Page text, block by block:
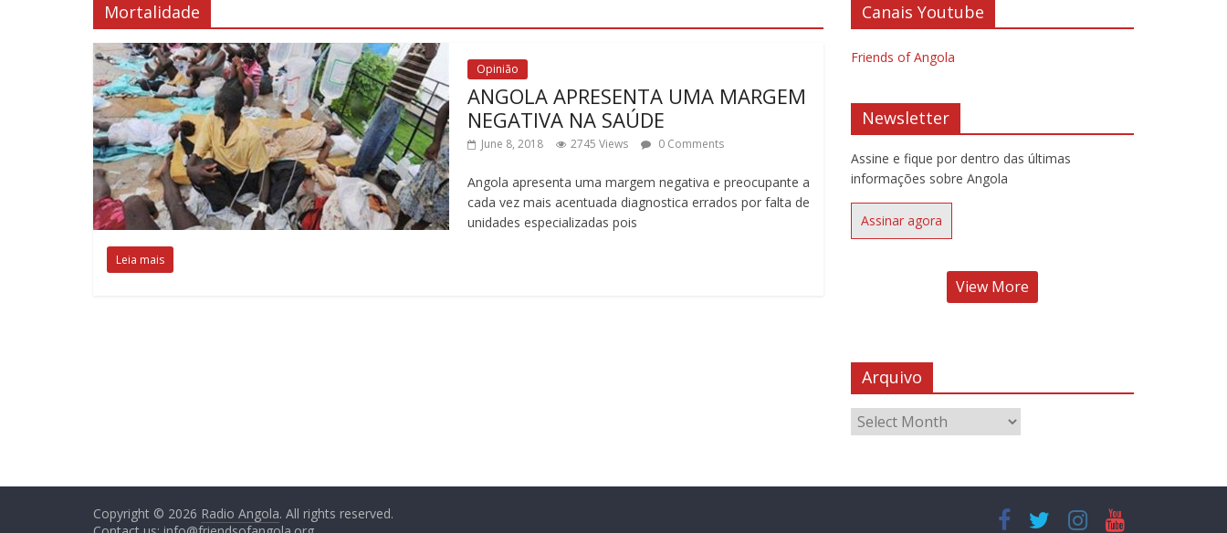
Mortalidade
Opinião
ANGOLA APRESENTA UMA MARGEM
NEGATIVA NA SAÚDE
June 8, 2018 2745 Views 0 Comments
Angola apresenta uma margem negativa e preocupante a
cada vez mais acentuada diagnostica errados por falta de
unidades especializadas pois
Leia mais
Canais Youtube
Friends of Angola
Newsletter
Assine e fique por dentro das últimas
informações sobre Angola
Assinar agora
View More
Arquivo
Copyright © 2026 Radio Angola. All rights reserved.